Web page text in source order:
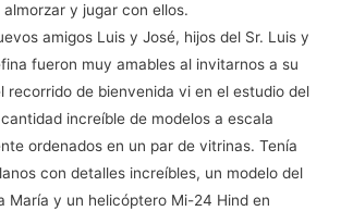
y jugar con ellos.
amigos Luis y José, hijos del Sr. Luis y
fueron muy amables al invitarnos a su
recorrido de bienvenida vi en el estudio del
increíble de modelos a escala
ordenados en un par de vitrinas. Tenía
con detalles increíbles, un modelo del
María y un helicóptero Mi-24 Hind en